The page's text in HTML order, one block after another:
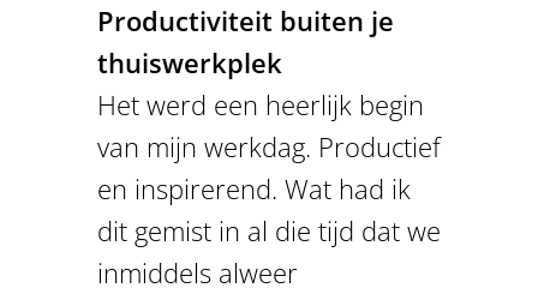
Productiviteit buiten je
thuiswerkplek
Het werd een heerlijk begin
van mijn werkdag. Productief
en inspirerend. Wat had ik
dit gemist in al die tijd dat we
inmiddels alweer